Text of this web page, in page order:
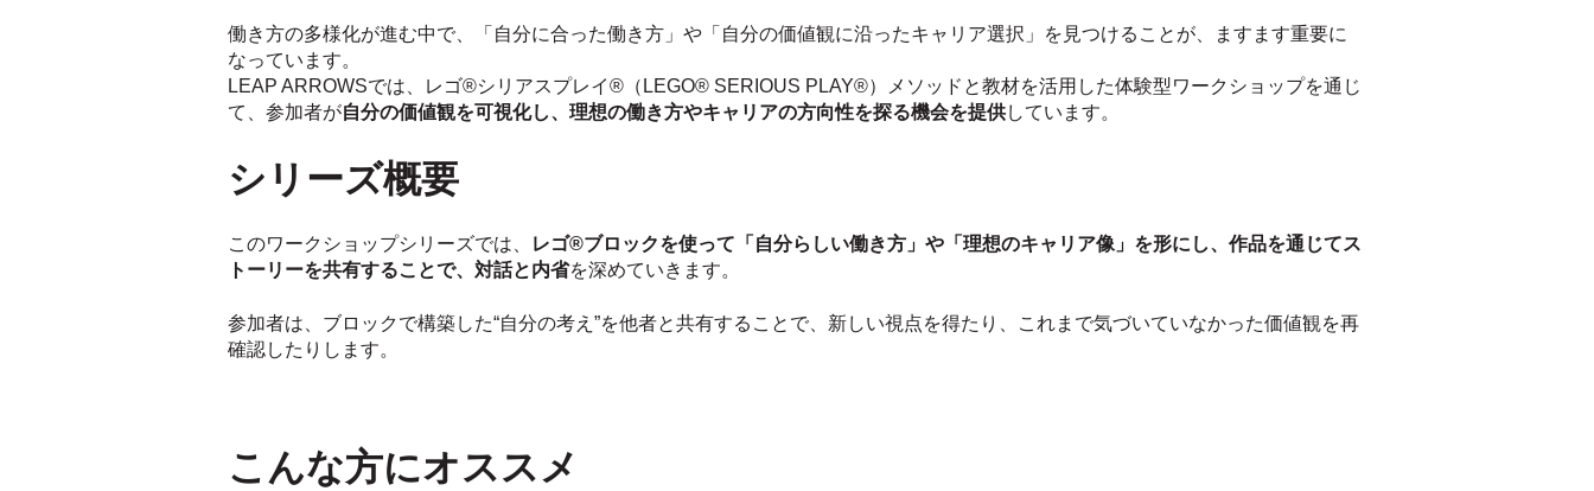
働き方の多様化が進む中で、「自分に合った働き方」や「自分の価値観に沿ったキャリア選択」を見つけることが、ますます重要に
なっています。
LEAP ARROWSでは、レゴ®シリアスプレイ®（LEGO® SERIOUS PLAY®）メソッドと教材を活用した体験型ワークショップを通じ
て、参加者が自分の価値観を可視化し、理想の働き方やキャリアの方向性を探る機会を提供しています。
シリーズ概要
このワークショップシリーズでは、
レゴ®ブロックを使って「自分らしい働き方」や「理想のキャリア像」を形にし、作品を通じてス
トーリーを共有することで、対話と内省を深めていきます。
参加者は、ブロックで構築した“自分の考え”を他者と共有することで、新しい視点を得たり、これまで気づいていなかった価値観を再
確認したりします。
こんな方にオススメ